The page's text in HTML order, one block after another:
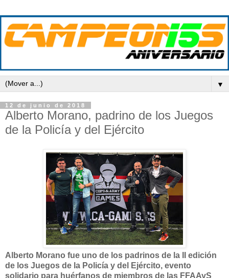
▼
12 de junio de 2018
Alberto Morano, padrino de los Juegos
de la Policía y del Ejército
Alberto Morano fue uno de los padrinos de la II edición
de los Juegos de la Policía y del Ejército, evento
solidario para huérfanos de miembros de las FFAAyS